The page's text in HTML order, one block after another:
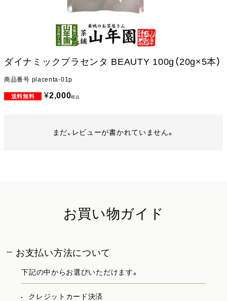
ダイナミックプラセンタ BEAUTY 100g（20g×5本）
商品番号 placenta-01p
¥2,000税込
まだ、レビューが書かれていません。
お買い物ガイド
お支払い方法について
下記の中からお選びいただけます。
クレジットカード決済